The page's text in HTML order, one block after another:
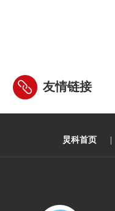
友情链接
炅科首页